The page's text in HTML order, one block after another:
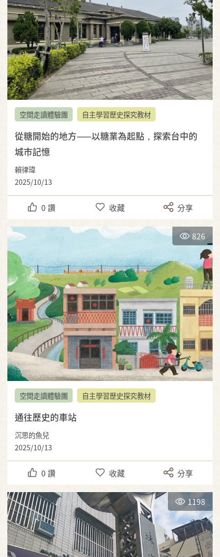
空間走讀體驗團 自主學習歷史探究教材
從糖開始的地方——以糖業為起點，探索台中的
城市記憶
賴律瑋
2025/10/13
0 讚 收藏 分享
826
空間走讀體驗團 自主學習歷史探究教材
通往歷史的車站
沉思的魚兒
2025/10/13
0 讚 收藏 分享
1198